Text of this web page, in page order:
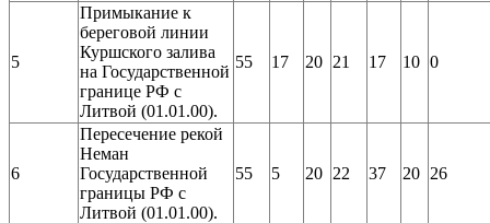
5
Примыкание к
береговой линии
Куршского залива
на Государственной
границе РФ с
Литвой (01.01.00).
55 17 20 21 17 10 0
6
Пересечение рекой
Неман
Государственной
границы РФ с
Литвой (01.01.00).
55 5 20 22 37 20 26